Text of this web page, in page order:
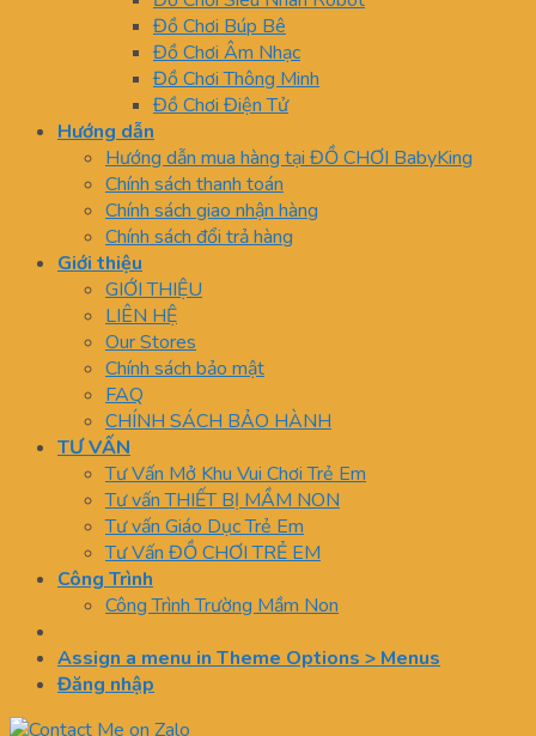
Đồ Chơi Búp Bê
Đồ Chơi Âm Nhạc
Đồ Chơi Thông Minh
Đồ Chơi Điện Tử
Hướng dẫn
Hướng dẫn mua hàng tại ĐỒ CHƠI BabyKing
Chính sách thanh toán
Chính sách giao nhận hàng
Chính sách đổi trả hàng
Giới thiệu
GIỚI THIỆU
LIÊN HỆ
Our Stores
Chính sách bảo mật
FAQ
CHÍNH SÁCH BẢO HÀNH
TƯ VẤN
Tư Vấn Mở Khu Vui Chơi Trẻ Em
Tư vấn THIẾT BỊ MẦM NON
Tư vấn Giáo Dục Trẻ Em
Tư Vấn ĐỒ CHƠI TRẺ EM
Công Trình
Công Trình Trường Mầm Non
Assign a menu in Theme Options > Menus
Đăng nhập